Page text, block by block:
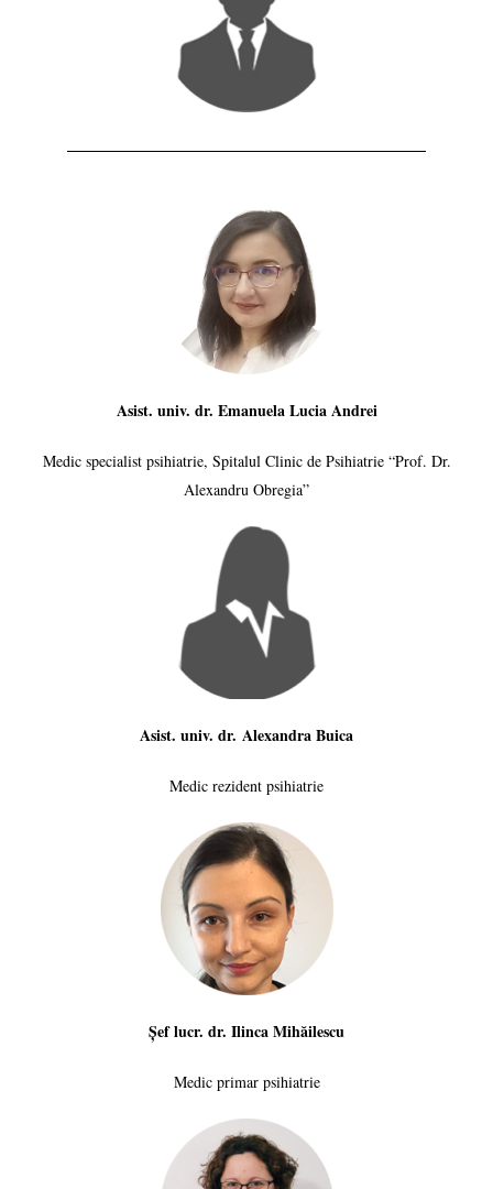
Asist. univ. dr. Emanuela Lucia Andrei
Medic specialist psihiatrie, Spitalul Clinic de Psihiatrie “Prof. Dr.
Alexandru Obregia”
Asist. univ. dr. Alexandra Buica
Medic rezident psihiatrie
Șef lucr. dr. Ilinca Mihăilescu
Medic primar psihiatrie